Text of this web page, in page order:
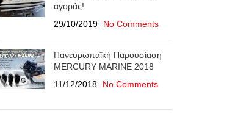
αγοράς!
29/10/2019
No Comments
Πανευρωπαϊκή Παρουσίαση
ΜERCURY MARINE 2018
11/12/2018
No Comments